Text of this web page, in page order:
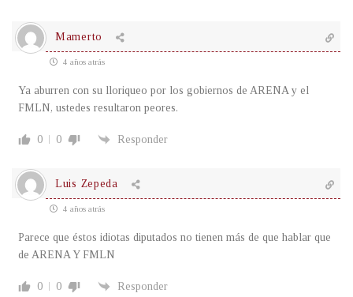
Mamerto
4 años atrás
Ya aburren con su lloriqueo por los gobiernos de ARENA y el
FMLN, ustedes resultaron peores.
0 0 Responder
Luis Zepeda
4 años atrás
Parece que éstos idiotas diputados no tienen más de que hablar que
de ARENA Y FMLN
0 0 Responder